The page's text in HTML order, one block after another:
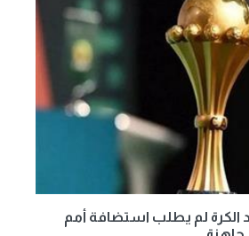
الكرة لم يطلب استضافة أمم